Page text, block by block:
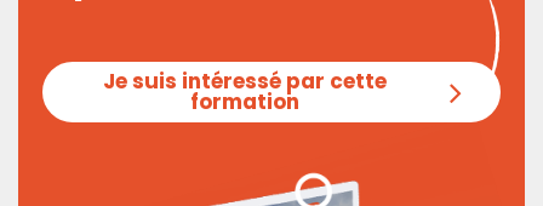
Je suis intéressé par cette
formation